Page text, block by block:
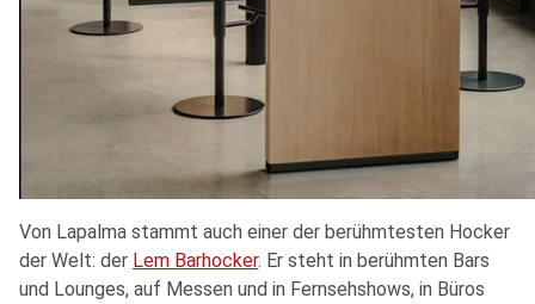
Von Lapalma stammt auch einer der berühmtesten Hocker
der Welt: der Lem Barhocker. Er steht in berühmten Bars
und Lounges, auf Messen und in Fernsehshows, in Büros